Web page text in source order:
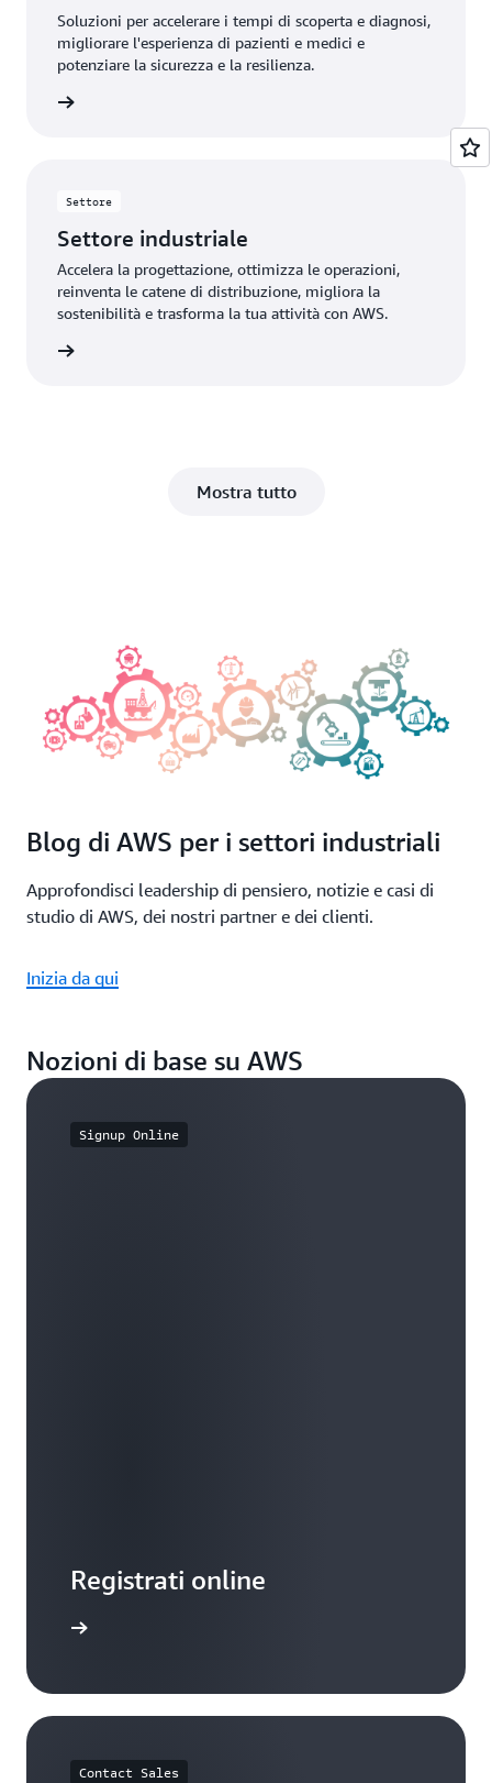
Soluzioni per accelerare i tempi di scoperta e diagnosi,
migliorare l'esperienza di pazienti e medici e
potenziare la sicurezza e la resilienza.
Settore
Settore industriale
Accelera la progettazione, ottimizza le operazioni,
reinventa le catene di distribuzione, migliora la
sostenibilità e trasforma la tua attività con AWS.
Mostra tutto
Blog di AWS per i settori industriali
Approfondisci leadership di pensiero, notizie e casi di
studio di AWS, dei nostri partner e dei clienti.
Inizia da qui
Nozioni di base su AWS
Signup Online
Registrati online
Contact Sales